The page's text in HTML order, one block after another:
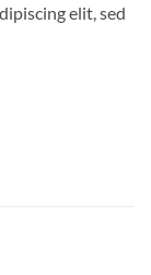
elit, sed